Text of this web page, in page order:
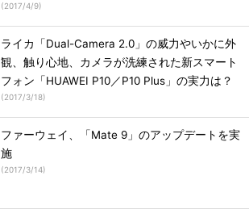
(2017/4/9)
ライカ「Dual-Camera 2.0」の威力やいかに外
観、触り心地、カメラが洗練された新スマート
フォン「HUAWEI P10／P10 Plus」の実力は？
(2017/3/18)
ファーウェイ、「Mate 9」のアップデートを実
施
(2017/3/14)